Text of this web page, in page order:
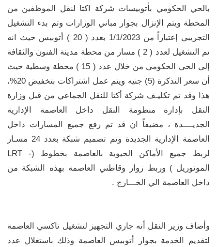
بالحي الحكومي بأتوبيسات شركة اكتا لنقل الموظفين من
المحطة ويتم الإنزال بجوار مباني الوزارات وتم بدء التشغيل
التجريبى إعتباراً من 1/1/2023 بعدد ( 20 ) أتوبيس حيث انه
تم التشغيل لعدد ( 2 ) مسار من محطة مدينة الفنون والثقافة
إلى الحى الحكومى من خلال عدد ( 15 ) محطة وسطية حيث
أن سعر التذكرة (5) جنيه ويتم عمل اشتراكات بتخفيض 20%،
هذا وقد تم تكليـف شركة أكتا للنقل الجماعي من قبل وزارة
النقل بإدارة منظومة النقل داخل العاصمة الإدارية
الجديــــدة ، مضيفاً ان قد تم رفع جميع المسارات داخل
العاصمة الإدارية الجديدة وتم تصميم شبكة بعدد 24 مسـار
لربط جميع الأماكن الحيوية بالعاصمة بخطوط (- LRT
المونوريل ) وربط زوار وقاطني العاصمة بهذه الشبكة من
داخل العاصمة الي الخـــارج .
وأضاف وزير النقل أنه جاري التجهيز لتشغيل تاكسي العاصمة
لتقديم الخدمة بجوار أتوبيس العاصمة وذلك باستغلال عدد